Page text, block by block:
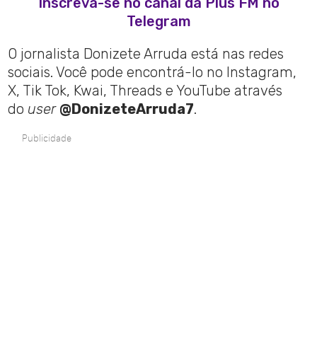
Telegram
O jornalista Donizete Arruda está nas redes
sociais. Você pode encontrá-lo no Instagram,
X, Tik Tok, Kwai, Threads e YouTube através
do user @DonizeteArruda7.
Publicidade